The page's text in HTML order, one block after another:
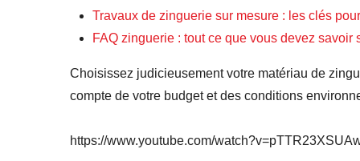
Travaux de zinguerie sur mesure : les clés
FAQ zinguerie : tout ce que vous devez savoir
Choisissez judicieusement votre matériau de
compte de votre budget et des conditions
https://www.youtube.com/